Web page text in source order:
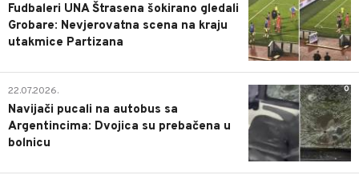
Fudbaleri UNA Štrasena šokirano gledali
Grobare: Nevjerovatna scena na kraju
utakmice Partizana
0
22.07.2026.
Navijači pucali na autobus sa
Argentincima: Dvojica su prebačena u
bolnicu